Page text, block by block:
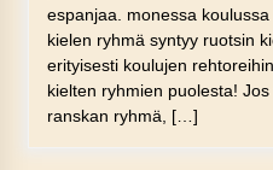
espanjaa. monessa
kielen ryhmä syntyy ruotsin
erityisesti koulujen
kielten ryhmien puolesta!
ranskan ryhmä, […]